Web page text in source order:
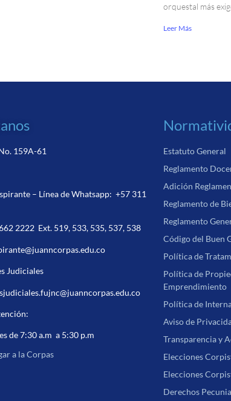
orquestal más
Leer Más
159A-61
– Línea de Whatsapp:+57 311
2222 Ext. 519, 533, 535, 537, 538
Judiciales
de 7:30 a.m a 5:30 p.m
a la Corpas
Estatuto General
Reglamento
Adición
Reglamento de
Reglamento
Código del Buen
Política de
Política de
Emprendimiento
Política de
Aviso de
Transparencia y
Elecciones
Elecciones
Derechos